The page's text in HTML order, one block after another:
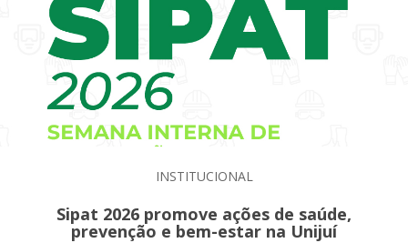
INSTITUCIONAL
Sipat 2026 promove ações de saúde,
prevenção e bem-estar na Unijuí